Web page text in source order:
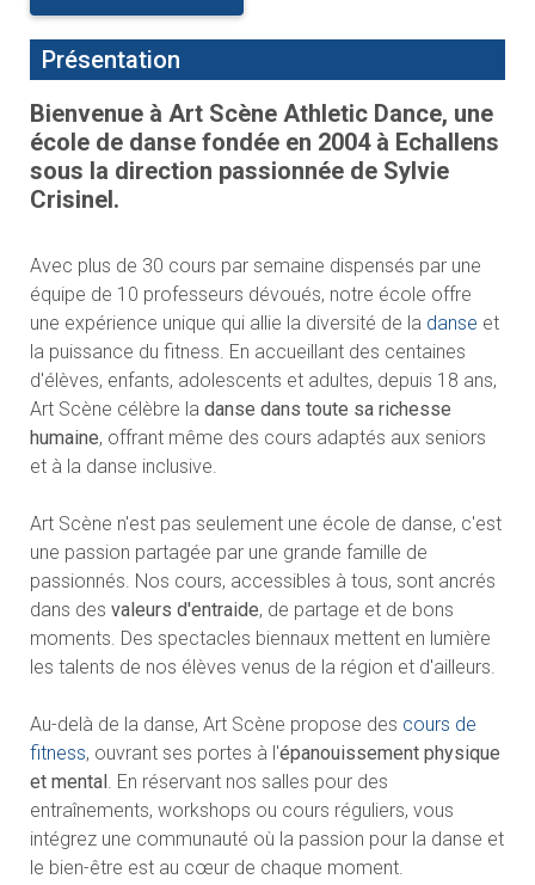
Présentation
Bienvenue à Art Scène Athletic Dance, une
école de danse fondée en 2004 à Echallens
sous la direction passionnée de Sylvie
Crisinel.
Avec plus de 30 cours par semaine dispensés par une
équipe de 10 professeurs dévoués, notre école offre
une expérience unique qui allie la diversité de la danse et
la puissance du fitness. En accueillant des centaines
d'élèves, enfants, adolescents et adultes, depuis 18 ans,
Art Scène célèbre la danse dans toute sa richesse
humaine, offrant même des cours adaptés aux seniors
et à la danse inclusive.
Art Scène n'est pas seulement une école de danse, c'est
une passion partagée par une grande famille de
passionnés. Nos cours, accessibles à tous, sont ancrés
dans des valeurs d'entraide, de partage et de bons
moments. Des spectacles biennaux mettent en lumière
les talents de nos élèves venus de la région et d'ailleurs.
Au-delà de la danse, Art Scène propose des cours de
fitness, ouvrant ses portes à l'épanouissement physique
et mental. En réservant nos salles pour des
entraînements, workshops ou cours réguliers, vous
intégrez une communauté où la passion pour la danse et
le bien-être est au cœur de chaque moment.